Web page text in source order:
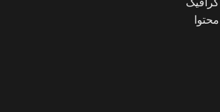
گرافیک
محتوا